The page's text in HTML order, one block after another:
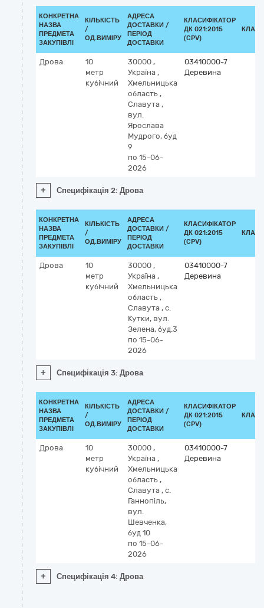
КОНКРЕТНА
НАЗВА
ПРЕДМЕТА
ЗАКУПІВЛІ
КІЛЬКІСТЬ
/
ОД.ВИМІРУ
АДРЕСА
ДОСТАВКИ /
ПЕРІОД
ДОСТАВКИ
КЛАСИФІКАТОР
ДК 021:2015
(CPV)
Дрова
10
метр
кубічний
30000 ,
Україна ,
Хмельницька
область ,
Славута ,
вул.
Ярослава
Мудрого, буд
9
по 15-06-
2026
03410000-7
Деревина
+ Специфікація 2: Дрова
КОНКРЕТНА
НАЗВА
ПРЕДМЕТА
ЗАКУПІВЛІ
КІЛЬКІСТЬ
/
ОД.ВИМІРУ
АДРЕСА
ДОСТАВКИ /
ПЕРІОД
ДОСТАВКИ
КЛАСИФІКАТОР
ДК 021:2015
(CPV)
Дрова
10
метр
кубічний
30000 ,
Україна ,
Хмельницька
область ,
Славута , с.
Кутки, вул.
Зелена, буд.3
по 15-06-
2026
03410000-7
Деревина
+ Специфікація 3: Дрова
КОНКРЕТНА
НАЗВА
ПРЕДМЕТА
ЗАКУПІВЛІ
КІЛЬКІСТЬ
/
ОД.ВИМІРУ
АДРЕСА
ДОСТАВКИ /
ПЕРІОД
ДОСТАВКИ
КЛАСИФІКАТОР
ДК 021:2015
(CPV)
Дрова
10
метр
кубічний
30000 ,
Україна ,
Хмельницька
область ,
Славута , с.
Ганнопіль,
вул.
Шевченка,
буд 10
по 15-06-
2026
03410000-7
Деревина
+ Специфікація 4: Дрова